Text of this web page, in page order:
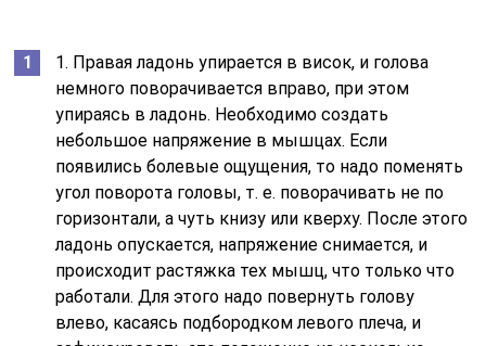
1. Правая ладонь упирается в висок, и голова
немного поворачивается вправо, при этом
упираясь в ладонь. Необходимо создать
небольшое напряжение в мышцах. Если
появились болевые ощущения, то надо поменять
угол поворота головы, т. е. поворачивать не по
горизонтали, а чуть книзу или кверху. После этого
ладонь опускается, напряжение снимается, и
происходит растяжка тех мышц, что только что
работали. Для этого надо повернуть голову
влево, касаясь подбородком левого плеча, и